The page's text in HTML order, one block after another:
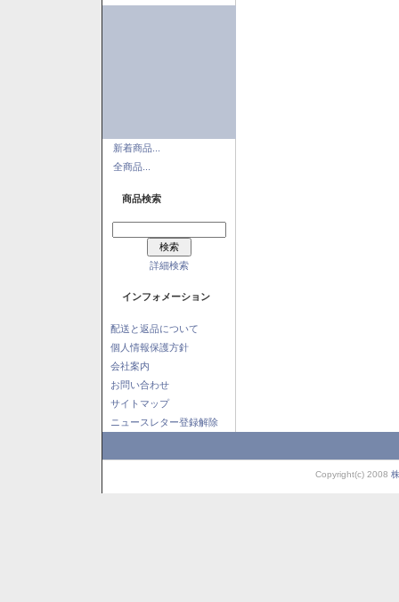
新着商品...
全商品...
商品検索
詳細検索
インフォメーション
配送と返品について
個人情報保護方針
会社案内
お問い合わせ
サイトマップ
ニュースレター登録解除
Copyright(c) 2008